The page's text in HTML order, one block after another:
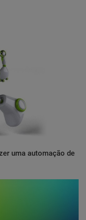
uma automação de